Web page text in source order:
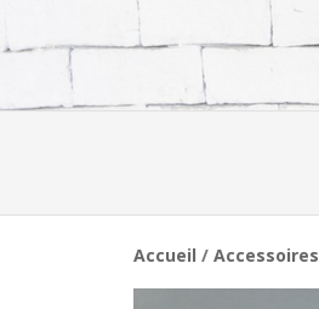
Accueil / Accessoires